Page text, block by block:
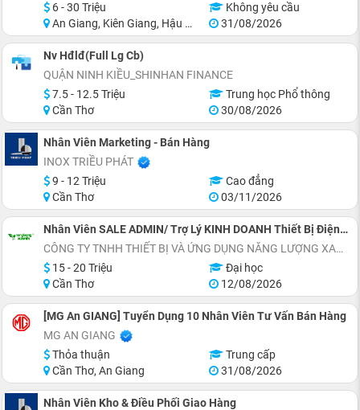
6 - 30 Triệu
Không yêu cầu
An Giang, Kiên Giang, Hậu Giang, Sóc Trăng, Bạc Liêu, Cà Mau
31/08/2026
Nv Hđlđ(Full Lg Cb)
QUẬN NINH KIỀU_SHINHAN FINANCE
7.5 - 12.5 Triệu
Trung học Phổ thông
Cần Thơ
30/08/2026
Nhân Viên Marketing - Bán Hàng
INOX TRIỀU PHÁT
9 - 12 Triệu
Cao đẳng
Cần Thơ
03/11/2026
Nhân Viên SALE ADMIN/ Trợ Lý KINH DOANH Thiết Bị Điện Mặt Trời
CÔNG TY TNHH THIẾT BỊ VÀ ỨNG DỤNG NĂNG LƯỢNG XANH
15 - 20 Triệu
Đại học
Cần Thơ
12/08/2026
[MG An GIANG] Tuyển Dụng 10 Nhân Viên Tư Vấn Bán Hàng
MG AN GIANG
Thỏa thuận
Trung cấp
Cần Thơ, An Giang
31/08/2026
Nhân Viên Kho & Điều Phối Giao Hàng